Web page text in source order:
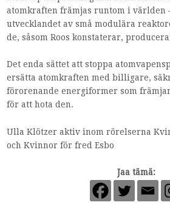
atomkraften främjas runtom i världen
utvecklandet av små modulära
de, såsom Roos konstaterar,
Det enda sättet att stoppa
ersätta atomkraften med billigare,
förorenande energiformer som
för att hota den.
Ulla Klötzer aktiv inom rörelserna
och Kvinnor för fred Esbo
Jaa tämä: